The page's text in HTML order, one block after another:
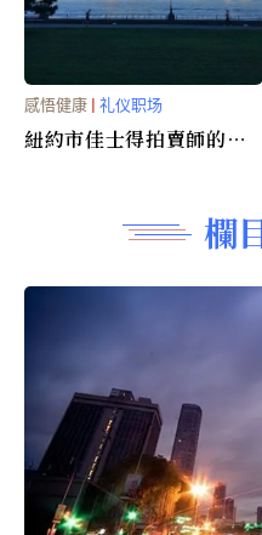
感悟健康 | 礼仪职场
紐約市佳士得拍賣師的一
欄